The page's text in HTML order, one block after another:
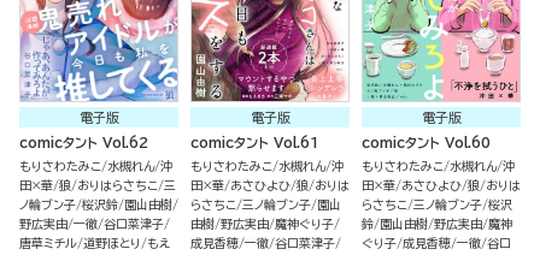
電子版
comicタント Vol.62
もりさわたみこ 水槻れん 沖
田×華 狼 おりはらさちこ 三
ノ輪ブン子 桜沢鈴 園山由樹
野広実由 一徹 谷口菜津子
唐草ミチル 道野ほとり
もえ
電子版
comicタント Vol.61
もりさわたみこ 水槻れん 沖
田×華 あさひよひ 狼 おりは
らさちこ 三ノ輪ブン子 園山
由樹 野広実由 魔神ぐり子
成見香穂 一徹 谷口菜津子
電子版
comicタント Vol.60
もりさわたみこ 水槻れん 沖
田×華 あさひよひ 狼 おりは
らさちこ 三ノ輪ブン子 桜沢
鈴 園山由樹 野広実由 魔神
ぐり子 成見香穂 一徹 谷口